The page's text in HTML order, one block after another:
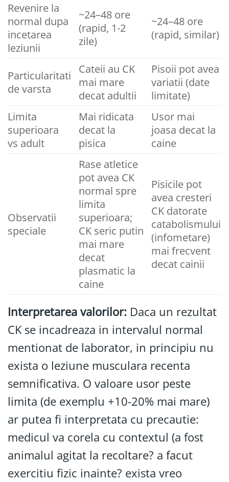
Revenire la
normal dupa
incetarea
leziunii
~24–48 ore
(rapid, 1-2
zile)
~24–48 ore
(rapid, similar)
Particularitati
de varsta
Cateii au CK
mai mare
decat adultii
Pisoii pot avea
variatii (date
limitate)
Limita
superioara
vs adult
Mai ridicata
decat la
pisica
Usor mai
joasa decat la
caine
Observatii
speciale
Rase atletice
pot avea CK
normal spre
limita
superioara;
CK seric putin
mai mare
decat
plasmatic la
caine
Pisicile pot
avea cresteri
CK datorate
catabolismului
(infometare)
mai frecvent
decat cainii
Interpretarea valorilor: Daca un rezultat
CK se incadreaza in intervalul normal
mentionat de laborator, in principiu nu
exista o leziune musculara recenta
semnificativa. O valoare usor peste
limita (de exemplu +10-20% mai mare)
ar putea fi interpretata cu precautie:
medicul va corela cu contextul (a fost
animalul agitat la recoltare? a facut
exercitiu fizic inainte? exista vreo